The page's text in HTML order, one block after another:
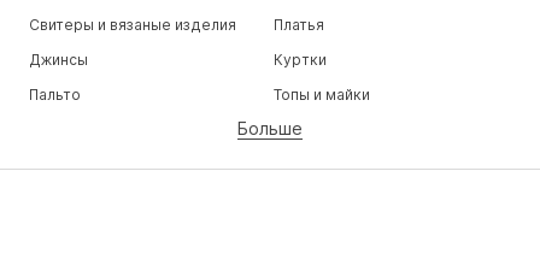
Свитеры и вязаные изделия
Платья
Джинсы
Куртки
Пальто
Топы и майки
Белье
Юбки
Блузки и туники
Больше